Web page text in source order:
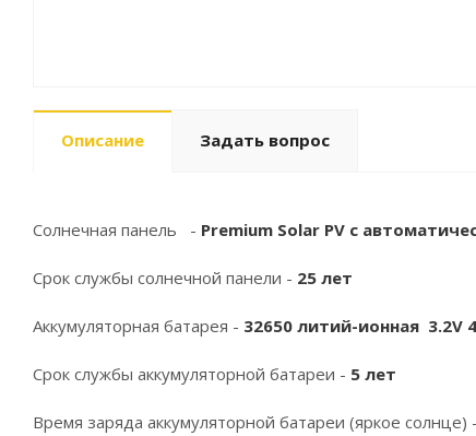
Описание Задать вопрос
Солнечная панель - Premium Solar PV с
Срок службы солнечной панели - 25 лет
Аккумуляторная батарея - 32650 литий-ионная 3.2V
Срок службы аккумуляторной батареи - 5 лет
Время заряда аккумуляторной батареи (яркое солнце) -